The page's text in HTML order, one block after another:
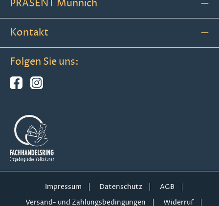
PRÄSENT Münnich
Kontakt
Folgen Sie uns:
Impressum Datenschutz
AGB
Versand- und Zahlungsbedingungen
Widerruf